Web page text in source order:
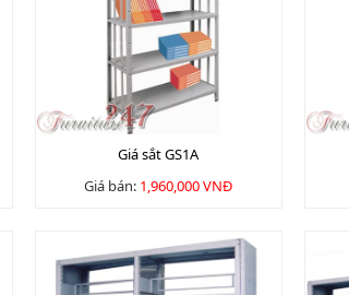
Giá sắt GS1A
Giá bán: 1,960,000 VNĐ